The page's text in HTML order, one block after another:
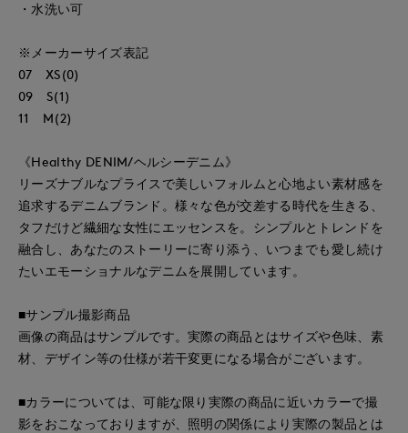
・水洗い可
※メーカーサイズ表記
07 XS(0)
09 S(1)
11 M(2)
《Healthy DENIM/ヘルシーデニム》
リーズナブルなプライスで美しいフォルムと心地よい素材感を
追求するデニムブランド。様々な色が交差する時代を生きる、
タフだけど繊細な女性にエッセンスを。シンプルとトレンドを
融合し、あなたのストーリーに寄り添う、いつまでも愛し続け
たいエモーショナルなデニムを展開しています。
■サンプル撮影商品
画像の商品はサンプルです。実際の商品とはサイズや色味、素
材、デザイン等の仕様が若干変更になる場合がございます。
■カラーについては、可能な限り実際の商品に近いカラーで撮
影をおこなっておりますが、照明の関係により実際の製品とは